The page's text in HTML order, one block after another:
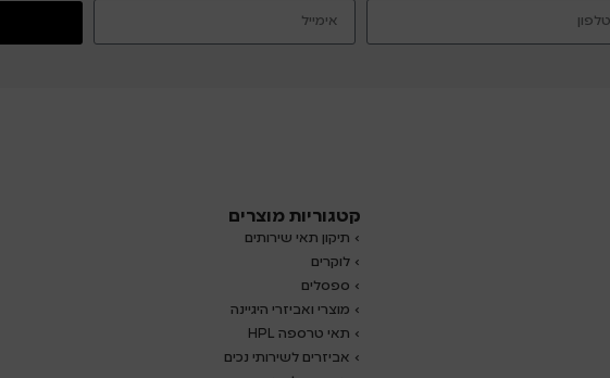
קטגוריות מוצרים
› תיקון תאי שירותים
› לוקרים
› ספסלים
› מוצרי ואביזרי היגיינה
› תאי טרספה HPL
› אביזרים לשירותי נכים